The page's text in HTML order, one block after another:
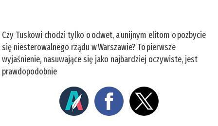
Czy Tuskowi chodzi tylko o odwet, a unijnym elitom o pozbycie
się niesterowalnego rządu w Warszawie? To pierwsze
wyjaśnienie, nasuwające się jako najbardziej oczywiste, jest
prawdopodobnie